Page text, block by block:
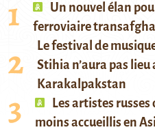
Un nouvel élan
ferroviaire
Le festival de
Stihia n’aura pas lieu
Karakalpakstan
Les artistes russes
moins accueillis en